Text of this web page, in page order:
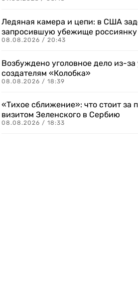
Ледяная камера и цепи: в США
запросившую убежище россиянку
08.08.2026 / 20:43
Возбуждено уголовное дело из-за
создателям «Колобка»
08.08.2026 / 18:39
«Тихое сближение»: что стоит за
визитом Зеленского в Сербию
08.08.2026 / 18:33